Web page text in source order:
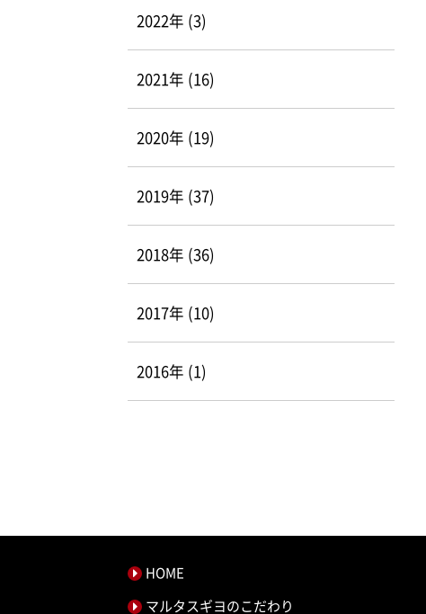
2022年 (3)
2021年 (16)
2020年 (19)
2019年 (37)
2018年 (36)
2017年 (10)
2016年 (1)
HOME
マルタスギヨのこだわり